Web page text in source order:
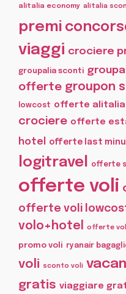
alitalia economy alitalia
premi
viaggi crociere
groupalia sconti
offerte groupon
lowcost offerte alitalia
crociere offerte
hotel
offerte last
logitravel
offerte
offerte voli
offerte voli
volo+hotel
offerte
promo voli ryanair
voli
sconto voli
gratis viaggiare